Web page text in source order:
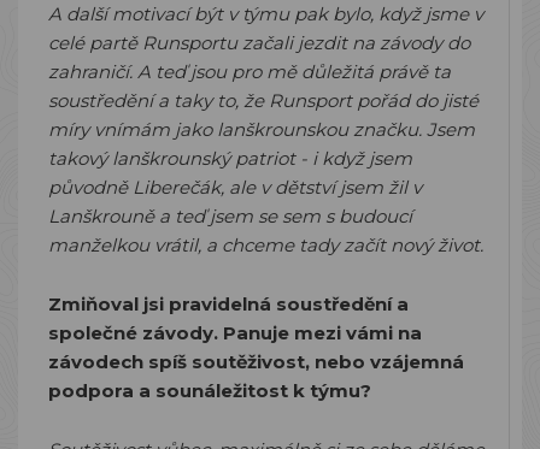
A další motivací být v týmu pak bylo, když jsme v
celé partě Runsportu začali jezdit na závody do
zahraničí. A teď jsou pro mě důležitá právě ta
soustředění a taky to, že Runsport pořád do jisté
míry vnímám jako lanškrounskou značku. Jsem
takový lanškrounský patriot - i když jsem
původně Liberečák, ale v dětství jsem žil v
Lanškrouně a teď jsem se sem s budoucí
manželkou vrátil, a chceme tady začít nový život.
Zmiňoval jsi pravidelná soustředění a
společné závody. Panuje mezi vámi na
závodech spíš soutěživost, nebo vzájemná
podpora a sounáležitost k týmu?